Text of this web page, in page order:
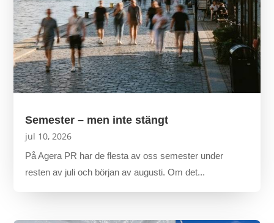
Semester – men inte stängt
jul 10, 2026
På Agera PR har de flesta av oss semester under
resten av juli och början av augusti. Om det...